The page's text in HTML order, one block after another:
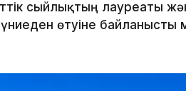
сыйлықтың лауреаты
өтуіне байланысты